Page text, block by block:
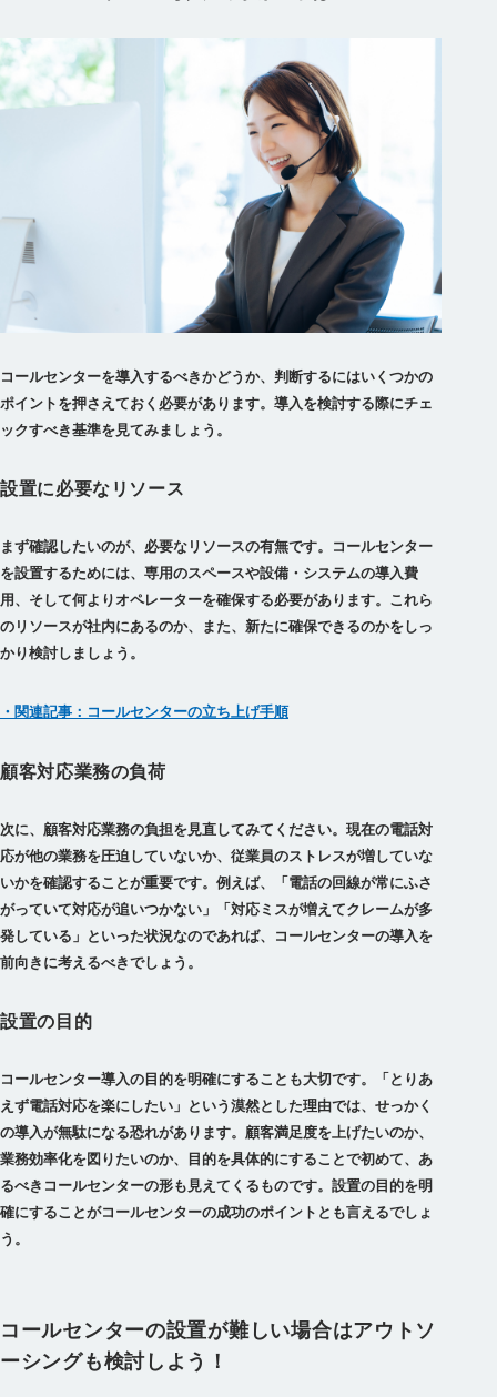
コールセンターを導入するべきかどうか、判断するにはいくつかの
ポイントを押さえておく必要があります。導入を検討する際にチェ
ックすべき基準を見てみましょう。
設置に必要なリソース
まず確認したいのが、必要なリソースの有無です。
コールセンター
を設置するためには、専用のスペースや設備・システムの導入費
用、そして何よりオペレーターを確保する必要があります。 これら
のリソースが社内にあるのか、また、新たに確保できるのかをしっ
かり検討しましょう。
・関連記事：コールセンターの立ち上げ手順
顧客対応業務の負荷
次に、顧客対応業務の負担を見直してみてください。現在の電話対
応が他の業務を圧迫していないか、従業員のストレスが増していな
いかを確認することが重要です。例えば、
「電話の回線が常にふさ
がっていて対応が追いつかない」「対応ミスが増えてクレームが多
発している」といった状況なのであれば、コールセンターの導入を
前向きに考えるべきでしょう。
設置の目的
コールセンター導入の目的を明確にすることも大切です。「とりあ
えず電話対応を楽にしたい」という漠然とした理由では、せっかく
の導入が無駄になる恐れがあります。 顧客満足度を上げたいのか、
業務効率化を図りたいのか、目的を具体的にすることで初めて、あ
るべきコールセンターの形も見えてくる ものです。設置の目的を明
確にすることがコールセンターの成功のポイントとも言えるでしょ
う。
コールセンターの設置が難しい場合はアウトソ
ーシングも検討しよう！